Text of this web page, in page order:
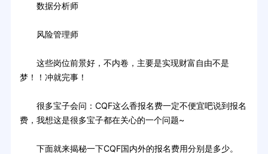
数据分析师
风险管理师
这些岗位前景好，不内卷，主要是实现财富自由不是
梦！！冲就完事！
很多宝子会问：CQF这么香报名费一定不便宜吧说到报名
费，我想这是很多宝子都在关心的一个问题~
下面就来揭秘一下CQF国内外的报名费用分别是多少。